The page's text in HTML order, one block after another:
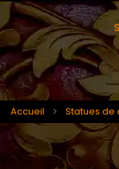
Accueil Statues de